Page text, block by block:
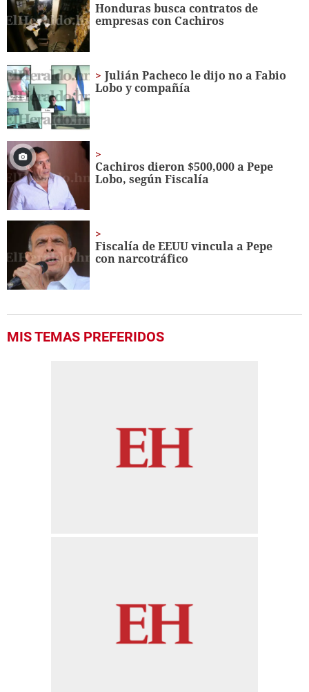
seconds
Honduras busca contratos de
empresas con Cachiros
Julián Pacheco le dijo no a Fabio
Lobo y compañía
Cachiros dieron $500,000 a Pepe
Lobo, según Fiscalía
Fiscalía de EEUU vincula a Pepe
con narcotráfico
MIS TEMAS PREFERIDOS